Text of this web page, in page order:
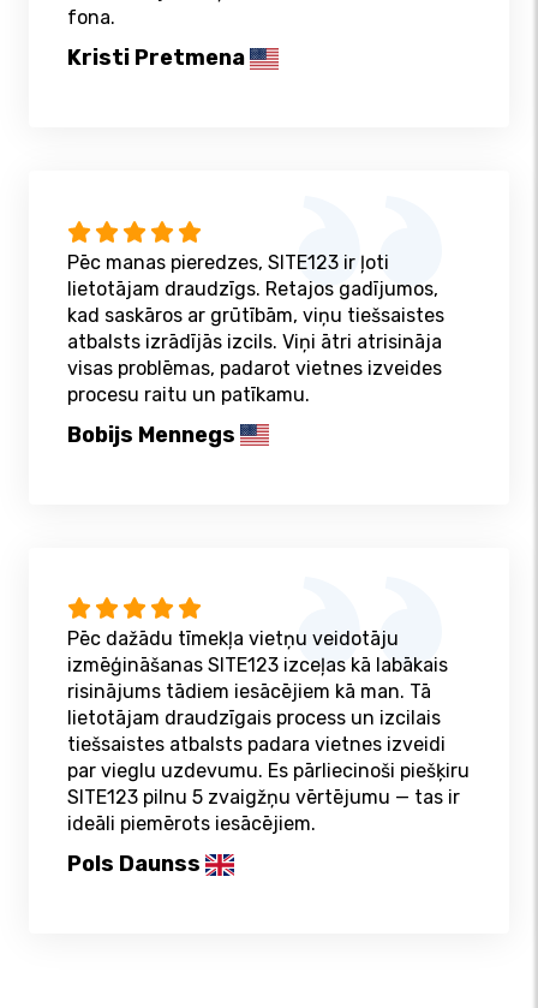
fona.
Kristi Pretmena
Pēc manas pieredzes, SITE123 ir ļoti
lietotājam draudzīgs. Retajos gadījumos,
kad saskāros ar grūtībām, viņu tiešsaistes
atbalsts izrādījās izcils. Viņi ātri atrisināja
visas problēmas, padarot vietnes izveides
procesu raitu un patīkamu.
Bobijs Mennegs
Pēc dažādu tīmekļa vietņu veidotāju
izmēģināšanas SITE123 izceļas kā labākais
risinājums tādiem iesācējiem kā man. Tā
lietotājam draudzīgais process un izcilais
tiešsaistes atbalsts padara vietnes izveidi
par vieglu uzdevumu. Es pārliecinoši piešķiru
SITE123 pilnu 5 zvaigžņu vērtējumu — tas ir
ideāli piemērots iesācējiem.
Pols Daunss